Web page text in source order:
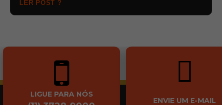
LER POST ?
LIGUE PARA NÓS
ENVIE UM E-MAIL